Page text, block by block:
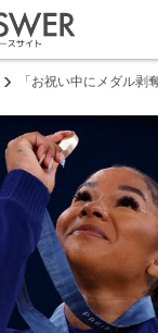
「お祝い中にメダル